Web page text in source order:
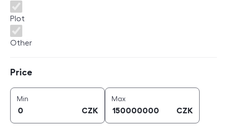
Plot
Other
Price
Min
CZK
Maxprice (
CZK